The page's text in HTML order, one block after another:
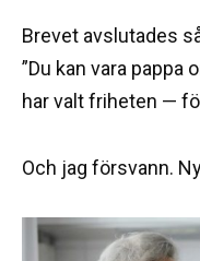
Brevet avslutades
”Du kan vara pappa
har valt friheten —
Och jag försvann.